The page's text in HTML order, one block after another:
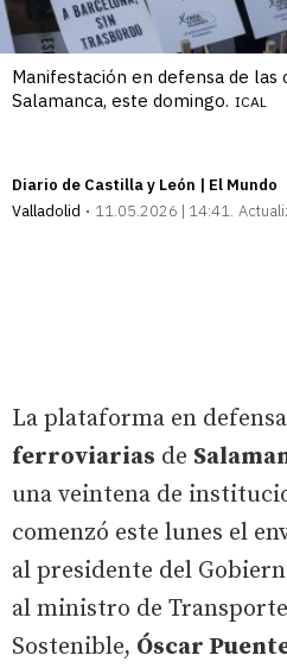
Manifestación en defensa de las
Salamanca, este domingo. ICAL
Diario de Castilla y León | El Mundo
Valladolid
11.05.2026 | 14:41
La plataforma en
ferroviarias de
una veintena de
comenzó este lunes el
al presidente del
al ministro de
Sostenible, Óscar